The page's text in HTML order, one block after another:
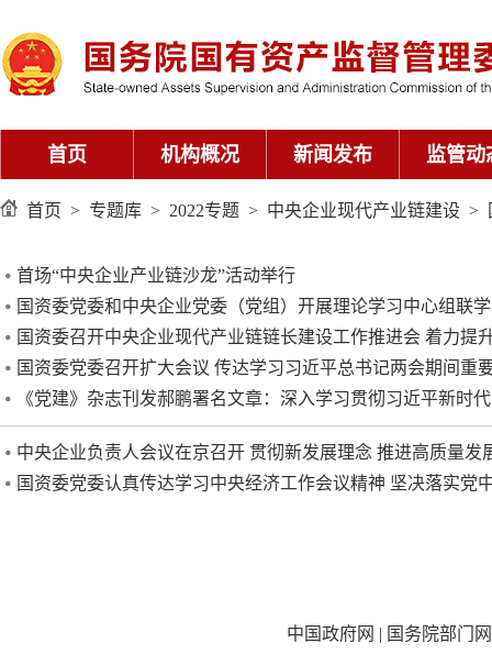
首页 机构概况 新闻发布 监管动
首页 > 专题库 > 2022专题 > 中央企业现代产业链建设 >
首场“中央企业产业链沙龙”活动举行
国资委党委和中央企业党委（党组）开展理论学习中心组联
国资委召开中央企业现代产业链链长建设工作推进会 着力提
国资委党委召开扩大会议 传达学习习近平总书记两会期间重
《党建》杂志刊发郝鹏署名文章：深入学习贯彻习近平新时
中央企业负责人会议在京召开 贯彻新发展理念 推进高质量发
国资委党委认真传达学习中央经济工作会议精神 坚决落实党